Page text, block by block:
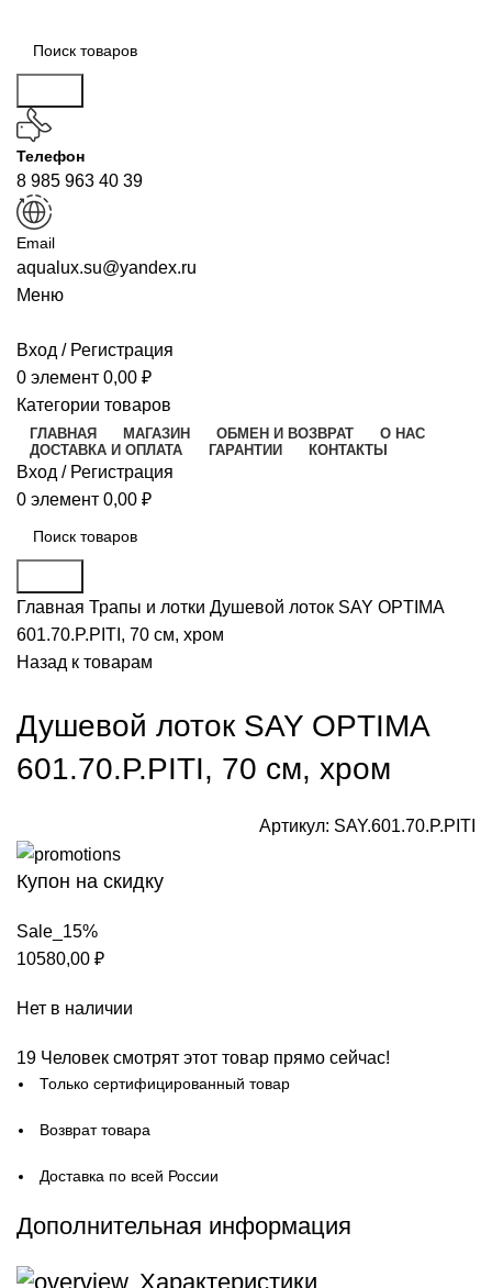
Телефон
8 985 963 40 39
Email
aqualux.su@yandex.ru
Меню
Вход / Регистрация
0 элемент 0,00 ₽
Категории товаров
ГЛАВНАЯ МАГАЗИН ОБМЕН И ВОЗВРАТ
О НАС
ДОСТАВКА И ОПЛАТА
ГАРАНТИИ КОНТАКТЫ
Вход / Регистрация
0 элемент 0,00 ₽
Главная Трапы и лотки Душевой лоток SAY OPTIMA
601.70.P.PITI, 70 см, хром
Назад к товарам
Душевой лоток SAY OPTIMA
601.70.P.PITI, 70 см, хром
Артикул: SAY.601.70.P.PITI
Купон на скидку
Sale_15%
10580,00 ₽
Нет в наличии
19 Человек смотрят этот товар прямо сейчас!
Только сертифицированный товар
Возврат товара
Доставка по всей России
Дополнительная информация
Характеристики